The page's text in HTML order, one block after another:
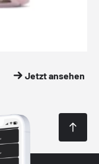
Jetzt ansehen